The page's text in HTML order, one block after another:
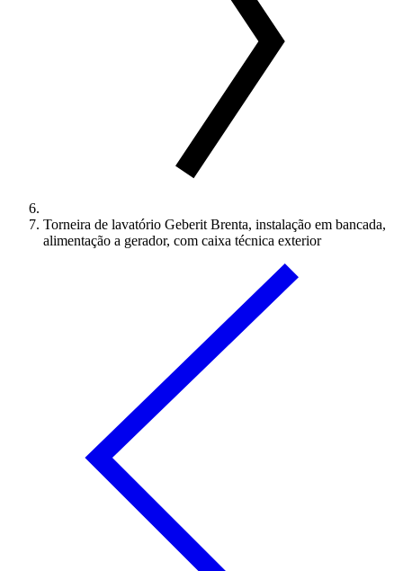
Torneira de lavatório Geberit Brenta, instalação em bancada,
alimentação a gerador, com caixa técnica exterior